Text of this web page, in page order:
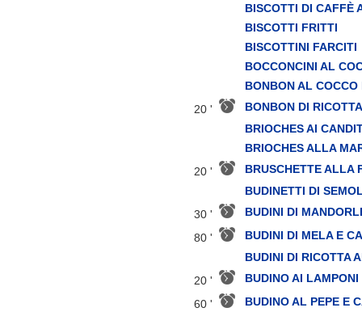
BISCOTTI DI CAFFÈ
BISCOTTI FRITTI
BISCOTTINI FARCITI
BOCCONCINI AL
BONBON AL
20 '
BONBON DI RICOTTA
BRIOCHES AI
BRIOCHES ALLA
20 '
BRUSCHETTE ALLA
BUDINETTI DI
30 '
BUDINI DI
80 '
BUDINI DI MELA E
BUDINI DI RICOTTA
20 '
BUDINO AI LAMPONI
60 '
BUDINO AL PEPE E